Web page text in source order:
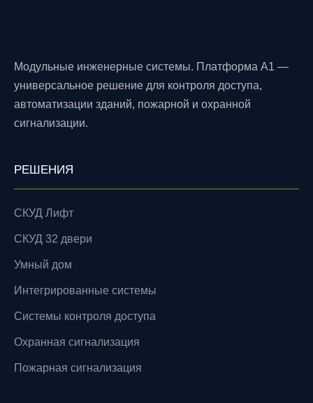
Модульные инженерные системы. Платформа A1 —
универсальное решение для контроля доступа,
автоматизации зданий, пожарной и охранной
сигнализации.
РЕШЕНИЯ
СКУД Лифт
СКУД 32 двери
Умный дом
Интегрированные системы
Системы контроля доступа
Охранная сигнализация
Пожарная сигнализация